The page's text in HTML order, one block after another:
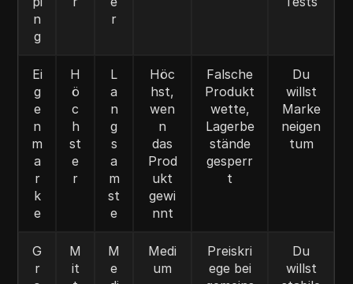
n
g
r
Ei
g
e
n
m
a
r
k
e
H
ö
c
h
st
e
r
L
a
n
g
s
a
m
st
e
Höc
hst,
wen
n
das
Prod
ukt
gewi
nnt
Falsche
Produkt
wette,
Lagerbe
stände
gesperr
t
Du
willst
Marke
neigen
tum
G
r
M
it
M
e
Medi
um
Preiskri
ege bei
Du
willst